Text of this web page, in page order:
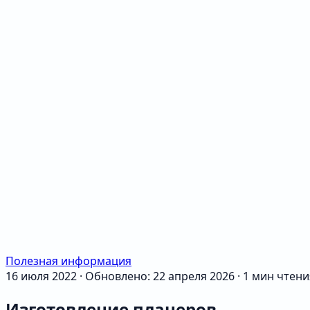
Полезная информация
16 июля 2022 · Обновлено: 22 апреля 2026 · 1 мин